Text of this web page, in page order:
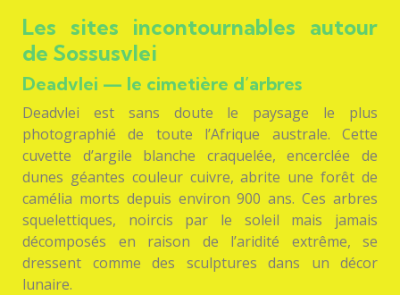
Les sites incontournables autour
de Sossusvlei
Deadvlei — le cimetière d’arbres
Deadvlei est sans doute le paysage le plus
photographié de toute l’Afrique australe. Cette
cuvette d’argile blanche craquelée, encerclée de
dunes géantes couleur cuivre, abrite une forêt de
camélia morts depuis environ 900 ans. Ces arbres
squelettiques, noircis par le soleil mais jamais
décomposés en raison de l’aridité extrême, se
dressent comme des sculptures dans un décor
lunaire.